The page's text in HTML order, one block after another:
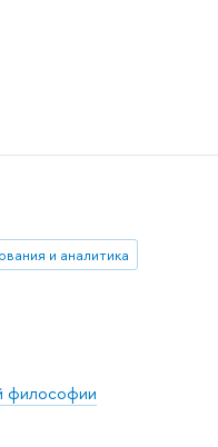
и аналитика
философии